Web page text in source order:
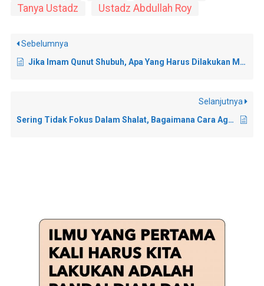
Tanya Ustadz
Ustadz Abdullah Roy
Sebelumnya
Jika Imam Qunut Shubuh, Apa Yang Harus Dilakukan Ma’mum?
Selanjutnya
Sering Tidak Fokus Dalam Shalat, Bagaimana Cara Agar Bisa Lebih Khusyuk?